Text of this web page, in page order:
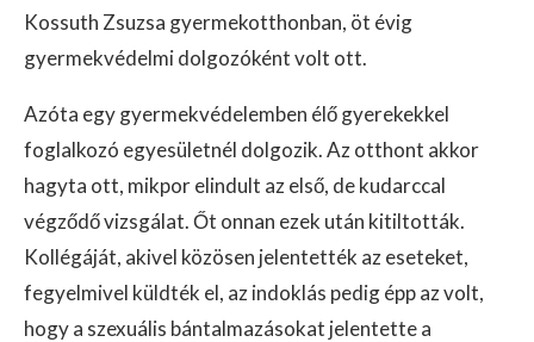
Kossuth Zsuzsa gyermekotthonban, öt évig
gyermekvédelmi dolgozóként volt ott.
Azóta egy gyermekvédelemben élő gyerekekkel
foglalkozó egyesületnél dolgozik. Az otthont akkor
hagyta ott, mikpor elindult az első, de kudarccal
végződő vizsgálat. Őt onnan ezek után kitiltották.
Kollégáját, akivel közösen jelentették az eseteket,
fegyelmivel küldték el, az indoklás pedig épp az volt,
hogy a szexuális bántalmazásokat jelentette a